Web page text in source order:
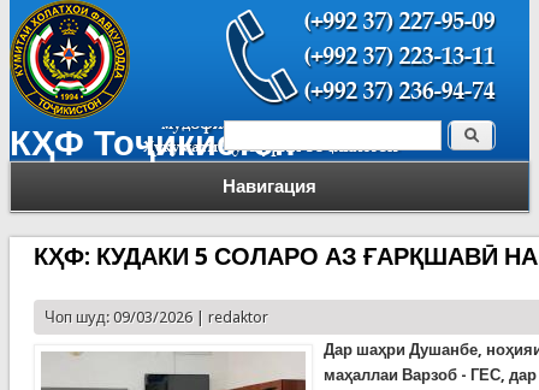
КҲФ Тоҷикистон
Навигация
Форма поиска Поиск
КҲФ: КУДАКИ 5 СОЛАРО АЗ ҒАРҚШАВӢ
Чоп шуд: 09/03/2026 | redaktor
Дар шаҳри Душанбе,
маҳаллаи Варзоб - ГЕС,